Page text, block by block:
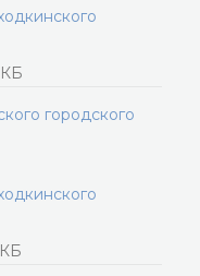
КБ
городского